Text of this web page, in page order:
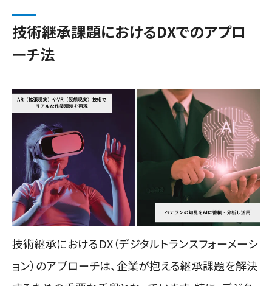
技術継承課題におけるDXでのアプロ
ーチ法
技術継承におけるDX（デジタルトランスフォーメーシ
ョン）のアプローチは、企業が抱える継承課題を解決